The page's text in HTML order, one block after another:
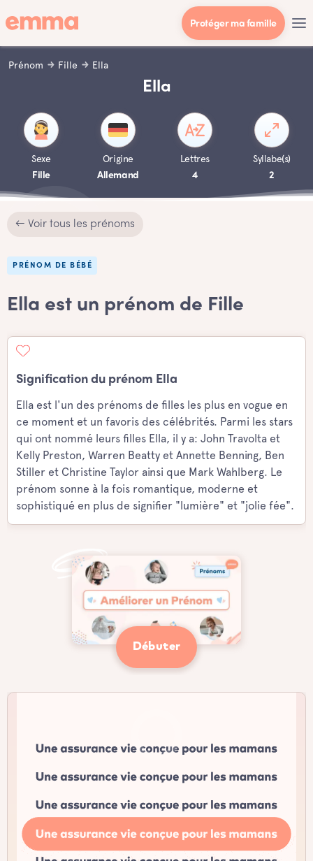
Protéger ma famille
Prénom Fille Ella
Ella
Sexe
Fille
Origine
Allemand
Lettres
4
Syllabe(s)
2
← Voir tous les prénoms
PRÉNOM DE BÉBÉ
Ella est un prénom de Fille
Signification du prénom Ella
Ella est l'un des prénoms de filles les plus en vogue en
ce moment et un favoris des célébrités. Parmi les stars
qui ont nommé leurs filles Ella, il y a: John Travolta et
Kelly Preston, Warren Beatty et Annette Benning, Ben
Stiller et Christine Taylor ainsi que Mark Wahlberg. Le
prénom sonne à la fois romantique, moderne et
sophistiqué en plus de signifier "lumière" et "jolie fée".
Débuter